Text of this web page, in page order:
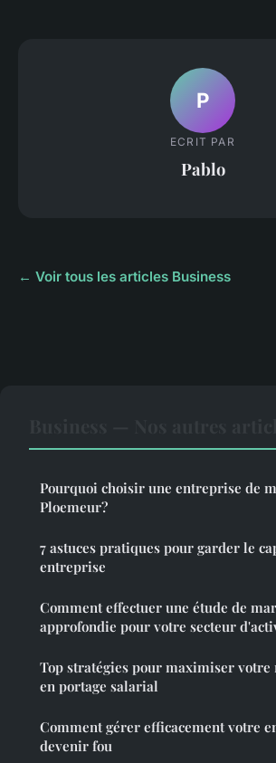
P
ECRIT PAR
Pablo
← Voir tous les articles Business
Pourquoi choisir une entreprise de
Ploemeur?
7 astuces pratiques pour garder le
entreprise
Comment effectuer une étude de
approfondie pour votre secteur
Top stratégies pour maximiser
en portage salarial
Comment gérer efficacement votre
devenir fou